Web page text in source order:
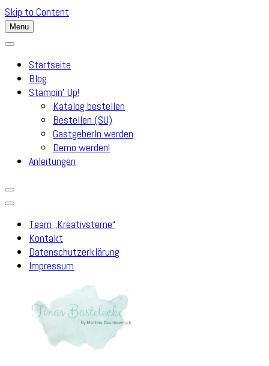
Skip to Content
Menu
Startseite
Blog
Stampin’ Up!
Katalog bestellen
Bestellen (SU)
GastgeberIn werden
Demo werden!
Anleitungen
Team „Kreativsterne“
Kontakt
Datenschutzerklärung
Impressum